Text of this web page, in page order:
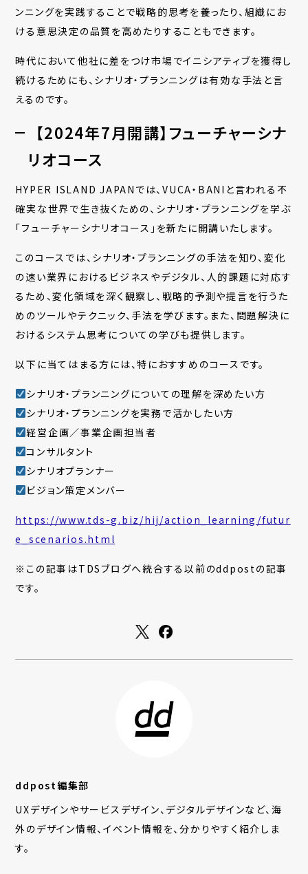
ンニングを実践することで戦略的思考を養ったり、組織にお
ける意思決定の品質を高めたりすることもできます。
時代において他社に差をつけ市場でイニシアティブを獲得し
続けるためにも、シナリオ・プランニングは有効な手法と言
えるのです。
【2024年7月開講】フューチャーシナ
リオコース
HYPER ISLAND JAPANでは、VUCA・BANIと言われる不
確実な世界で生き抜くための、シナリオ・プランニングを学ぶ
「フューチャーシナリオコース」を新たに開講いたします。
このコースでは、シナリオ・プランニングの手法を知り、変化
の速い業界におけるビジネスやデジタル、人的課題に対応す
るため、変化領域を深く観察し、戦略的予測や提言を行うた
めのツールやテクニック、手法を学びます。また、問題解決に
おけるシステム思考についての学びも提供します。
以下に当てはまる方には、特におすすめのコースです。
シナリオ・プランニングについての理解を深めたい方
シナリオ・プランニングを実務で活かしたい方
経営企画／事業企画担当者
コンサルタント
シナリオプランナー
ビジョン策定メンバー
https://www.tds-g.biz/hij/action_learning/futur
e_scenarios.html
※この記事はTDSブログへ統合する以前のddpostの記事
です。
ddpost編集部
UXデザインやサービスデザイン、デジタルデザインなど、海
外のデザイン情報、イベント情報を、分かりやすく紹介しま
す。